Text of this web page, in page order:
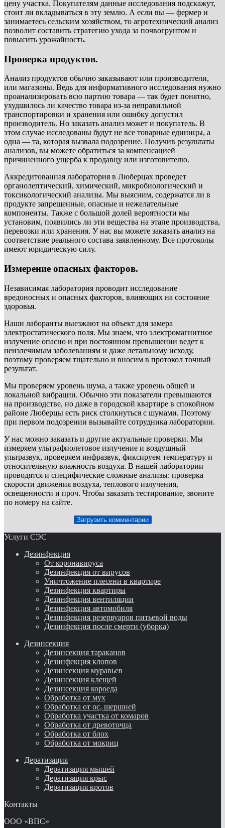
цену участка. Покупателям данные исследования подскажут,
стоит ли вкладываться в эту землю. А если вы — фермер и
занимаетесь сельским хозяйством, то агротехнический анализ
позволит составить стратегию ухода за почвогрунтом и
повысить урожайность.
Проверка продуктов.
Анализ продуктов обычно заказывают или производители,
или магазины. Ведь для информативного исследования нужно
проанализировать всю партию товара — так будет понятно,
ухудшилось ли качество товара из-за неправильной
транспортировки и хранения или ошибку допустил
производитель. Но заказать анализ может и покупатель. В
этом случае исследованы будут не все товарные единицы, а
одна — та, которая вызвала подозрение. Получив результаты
анализов, вы можете обратиться за компенсацией
причиненного ущерба к продавцу или изготовителю.
Аккредитованная лаборатория в Люберцах проведет
органолептический, химический, микробиологический и
токсикологический анализы. Мы выясним, содержатся ли в
продукте запрещенные, опасные и нежелательные
компоненты. Также с большой долей вероятности мы
установим, появились ли эти вещества на этапе производства,
перевозки или хранения. У нас вы можете заказать анализ на
соответствие реального состава заявленному. Все протоколы
имеют юридическую силу.
Измерение опасных факторов.
Независимая лаборатория проводит исследование
вредоносных и опасных факторов, влияющих на состояние
здоровья.
Наши лаборанты выезжают на объект для замера
электростатического поля. Мы знаем, что электромагнитное
излучение опасно и при постоянном превышении ведет к
неизлечимым заболеваниям и даже летальному исходу,
поэтому проверяем тщательно и вносим в протокол точный
результат.
Мы проверяем уровень шума, а также уровень общей и
локальной вибрации. Обычно эти показатели превышаются
на производстве, но даже в городской квартире в спокойном
районе Люберцы есть риск столкнуться с шумами. Поэтому
при первом подозрении вызывайте сотрудника лаборатории.
У нас можно заказать и другие актуальные проверки. Мы
измеряем ультрафиолетовое излучение и воздушный
ультразвук, проверяем инфразвук, фиксируем температуру и
относительную влажность воздуха. В нашей лаборатории
проводятся и специфические сложные анализы: проверка
скорости движения воздуха, теплового излучения,
освещенности и проч. Чтобы заказать тестирование, звоните
по номеру на сайте.
Загрузить комментарии
Услуги СЭС
Дезинфекция
От коронавируса
Дезинфекция от вирусов
Уничтожение плесени в квартире
Дезинфекция квартиры
Дезинфекция вентиляции
Дезинфекция автомобиля
Дезинфекция резервуаров питьевой воды
Дезинфекция после смерти (уборка)
Дезинсекция
Дезинсекция тараканов
Дезинфекция клопов
Дезинсекция муравьев
Дезинсекция клещей
Дезинсекция короеда
Обработка от мух
Обработка от ос, шершней
Обработка участка от комаров
Обработка от древоточца
Обработка от блох
Обработка от мокриц
Дератизация
Дератизация мышей
Дератизация крыс
Дератизация кротов
Контакты
ООО «ВПС»